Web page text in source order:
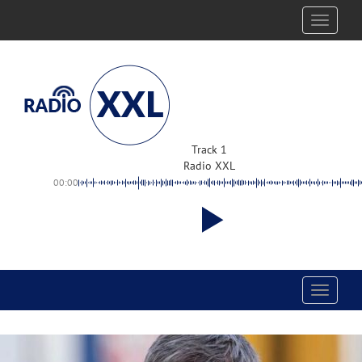
Toggle
Track 1
Radio XXL
00:00
Toggle